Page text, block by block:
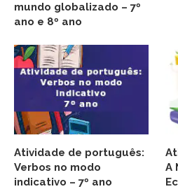
mundo globalizado – 7º
ano e 8º ano
Atividade de português:
Verbos no modo
indicativo – 7º ano
A